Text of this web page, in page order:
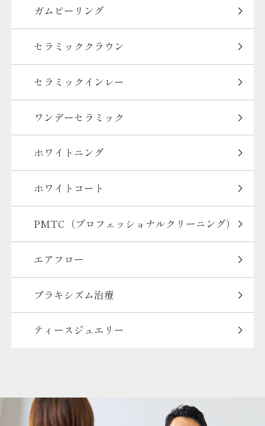
ガムピーリング
セラミッククラウン
セラミックインレー
ワンデーセラミック
ホワイトニング
ホワイトコート
PMTC（プロフェッショナルクリーニング）
エアフロー
ブラキシズム治療
ティースジュエリー